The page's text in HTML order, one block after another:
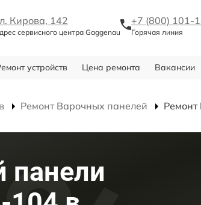
Кирова, 142
сервисного центра Gaggenau
+7 (800) 101-
Горячая линия
устройств Цена ремонта Вакансии
Ремонт Варочных панелей
панели